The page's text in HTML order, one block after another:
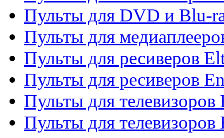
Пульты для DVD и Blu-
Пульты для
Пульты для ресиверов
Пульты для ресиверов
Пульты для телевизоров
Пульты для телевизоров